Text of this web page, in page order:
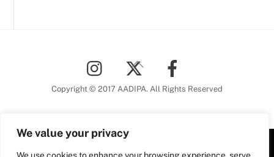
We value your privacy
To
Top
Copyright © 2017 AADIPA. All Rights Reserved